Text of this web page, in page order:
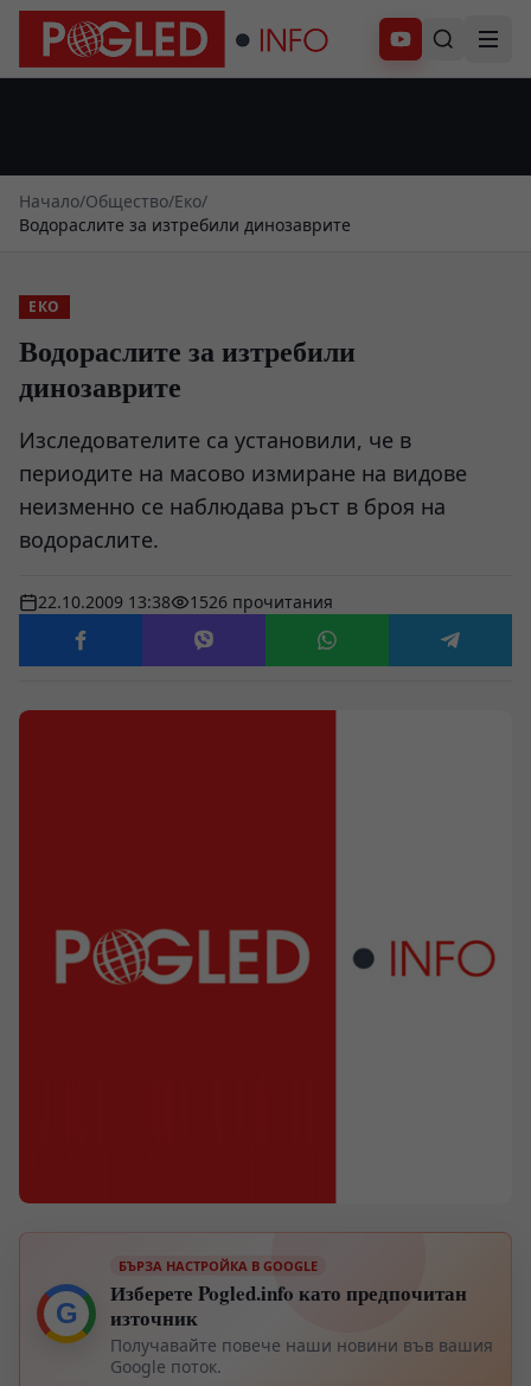
Абонирай се
Начало/Общество/Еко/
Водораслите за изтребили динозаврите
ЕКО
Водораслите за изтребили
динозаврите
Изследователите са установили, че в
периодите на масово измиране на видове
неизменно се наблюдава ръст в броя на
водораслите.
22.10.2009 13:38 1526 прочитания
G
БЪРЗА НАСТРОЙКА В GOOGLE
Изберете Pogled.info като предпочитан
източник
Получавайте повече наши новини във вашия
Google поток.